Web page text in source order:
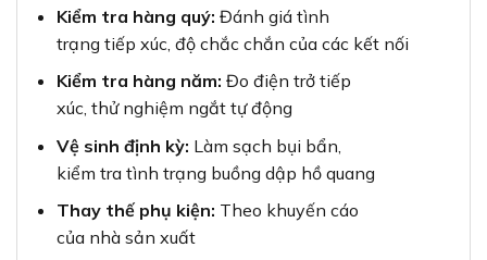
Kiểm tra hàng quý: Đánh giá tình
trạng tiếp xúc, độ chắc chắn của các kết nối
Kiểm tra hàng năm: Đo điện trở tiếp
xúc, thử nghiệm ngắt tự động
Vệ sinh định kỳ: Làm sạch bụi bẩn,
kiểm tra tình trạng buồng dập hồ quang
Thay thế phụ kiện: Theo khuyến cáo
của nhà sản xuất